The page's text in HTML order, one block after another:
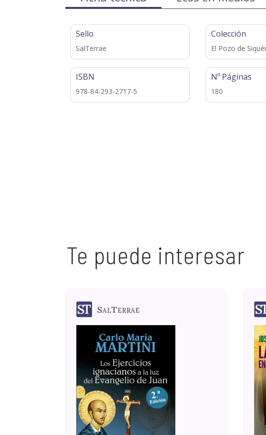
Sello
SalTerrae
ISBN
978-84-293-2717-5
Colección
El Pozo de
Nº Páginas
180
Te puede interesar
SalTerrae